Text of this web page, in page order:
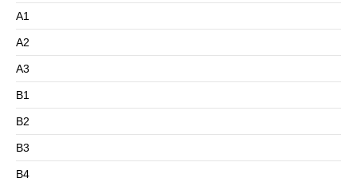
A1
A2
A3
B1
B2
B3
B4